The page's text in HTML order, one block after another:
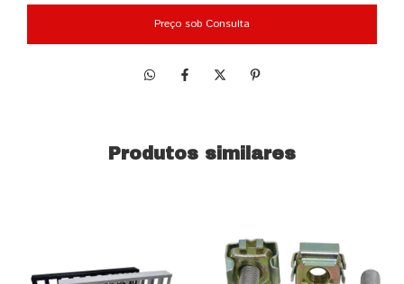
Produtos similares